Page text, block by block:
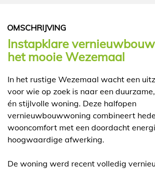
OMSCHRIJVING
Instapklare
het mooie Wezemaal
In het rustige Wezemaal wacht een
voor wie op zoek is naar een
én stijlvolle woning. Deze halfopen
vernieuwbouwwoning combineert
wooncomfort met een doordacht
hoogwaardige afwerking.
De woning werd recent volledig